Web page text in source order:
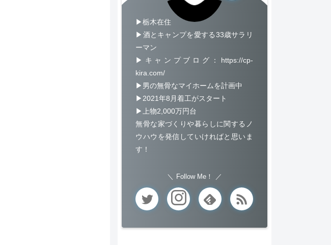
▶栃木在住
▶酒とキャンプを愛する33歳サラリ
ーマン
▶キャンプブログ：https://cp-
kira.com/
▶男の無骨なマイホームを計画中
▶2021年8月着工がスタート
▶上物2,000万円台
無骨な家づくりや暮らしに関するノ
ウハウを発信していければと思いま
す！
Follow Me！